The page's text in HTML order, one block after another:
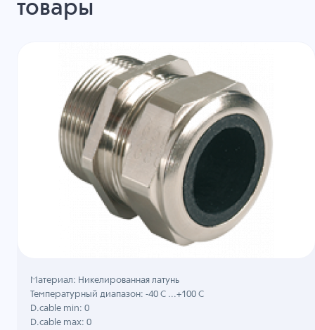
товары
Материал: Никелированная латунь
Температурный диапазон: -40 C ...+100 C
D.cable min: 0
D.cable max: 0